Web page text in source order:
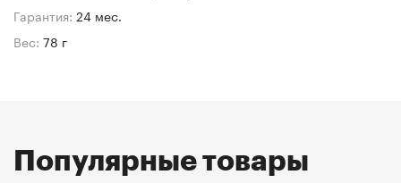
Гарантия: 24 мес.
Вес: 78 г
Популярные товары